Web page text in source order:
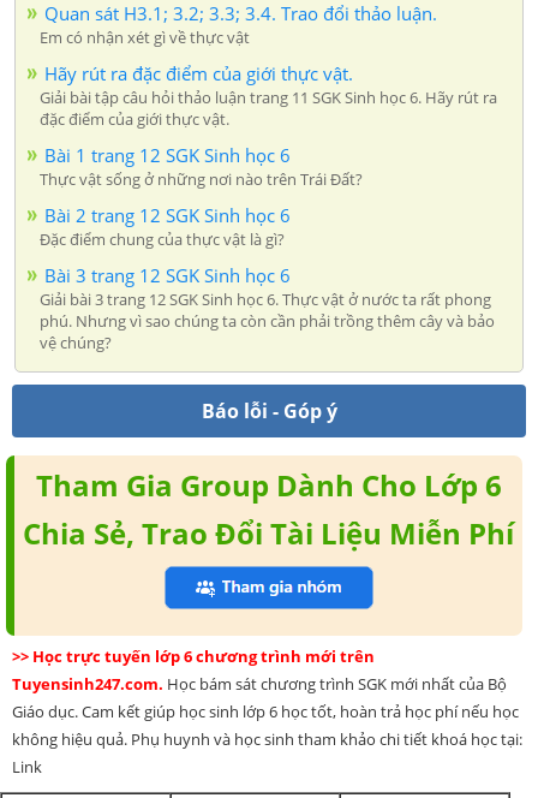
Quan sát H3.1; 3.2; 3.3; 3.4. Trao đổi thảo luận.
Em có nhận xét gì về thực vật
Hãy rút ra đặc điểm của giới thực vật.
Giải bài tập câu hỏi thảo luận trang 11 SGK Sinh học 6. Hãy rút ra
đặc điểm của giới thực vật.
Bài 1 trang 12 SGK Sinh học 6
Thực vật sống ở những nơi nào trên Trái Đất?
Bài 2 trang 12 SGK Sinh học 6
Đặc điểm chung của thực vật là gì?
Bài 3 trang 12 SGK Sinh học 6
Giải bài 3 trang 12 SGK Sinh học 6. Thực vật ở nước ta rất phong
phú. Nhưng vì sao chúng ta còn cần phải trồng thêm cây và bảo
vệ chúng?
Báo lỗi - Góp ý
Tham Gia Group Dành Cho Lớp 6
Chia Sẻ, Trao Đổi Tài Liệu Miễn Phí
>> Học trực tuyến lớp 6 chương trình mới trên
Tuyensinh247.com. Học bám sát chương trình SGK mới nhất của Bộ
Giáo dục. Cam kết giúp học sinh lớp 6 học tốt, hoàn trả học phí nếu học
không hiệu quả. Phụ huynh và học sinh tham khảo chi tiết khoá học tại:
Link